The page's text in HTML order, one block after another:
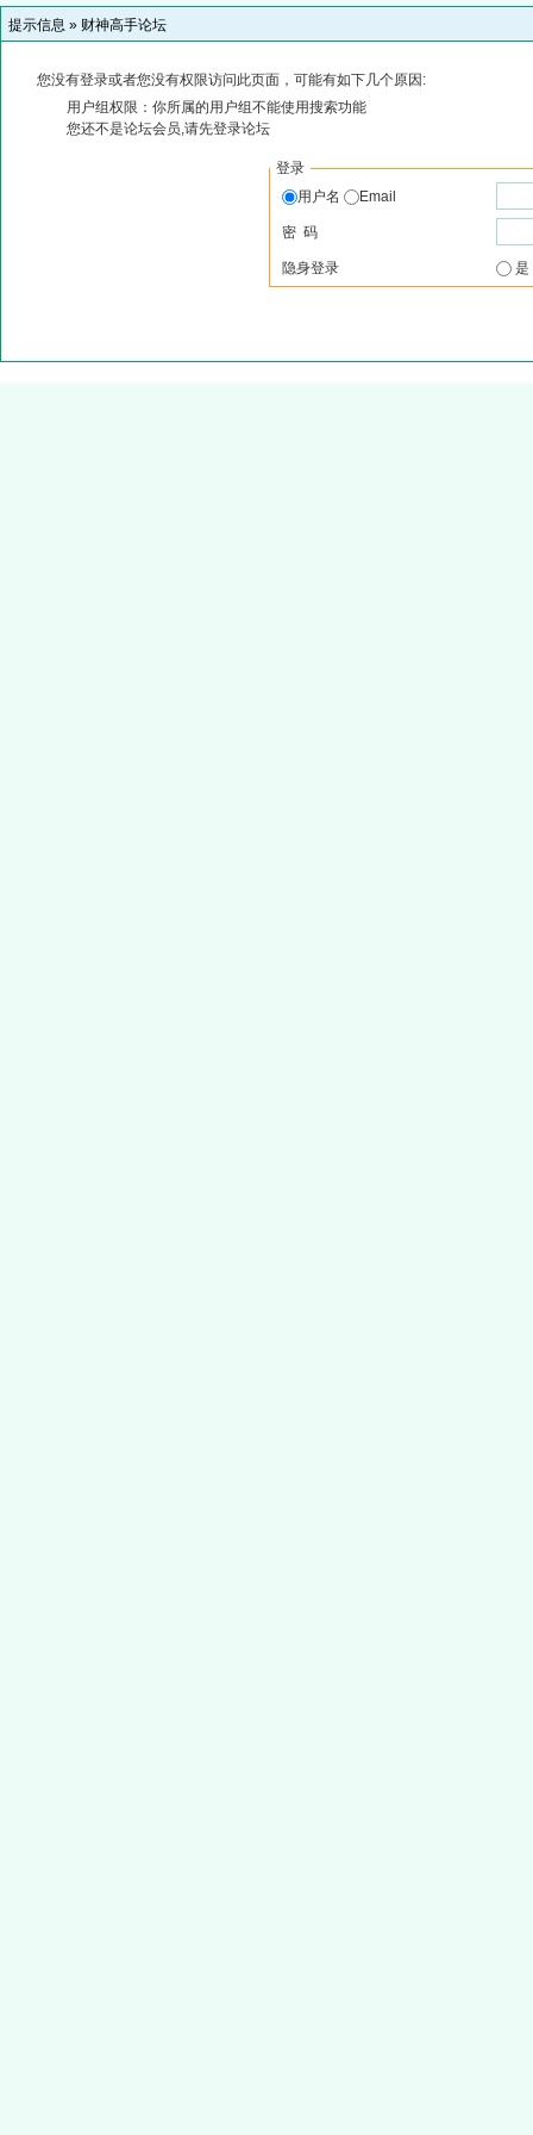
提示信息 » 财神高手论坛
您没有登录或者您没有权限访问此页面，可能有如下几个原因:
用户组权限：你所属的用户组不能使用搜索功能
您还不是论坛会员,请先登录论坛
登录
用户名
Email
密 码
隐身登录